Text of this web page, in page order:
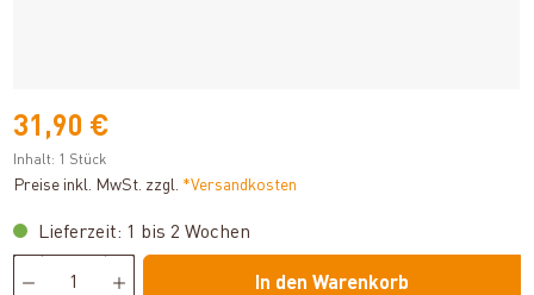
31,90 €
Inhalt: 1 Stück
Preise inkl. MwSt. zzgl. *Versandkosten
Lieferzeit: 1 bis 2 Wochen
In den Warenkorb